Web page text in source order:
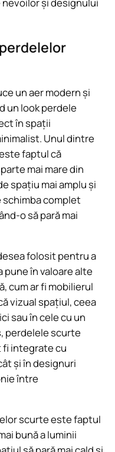
un aer modern și
un look perdele
în spații
Unul dintre
faptul că
mai mare din
spațiu mai amplu și
schimba complet
o să pară mai
folosit pentru a
în valoare alte
cum ar fi mobilierul
vizual spațiul, ceea
sau în cele cu un
perdelele scurte
integrate cu
și în designuri
între
scurte este faptul
bună a luminii